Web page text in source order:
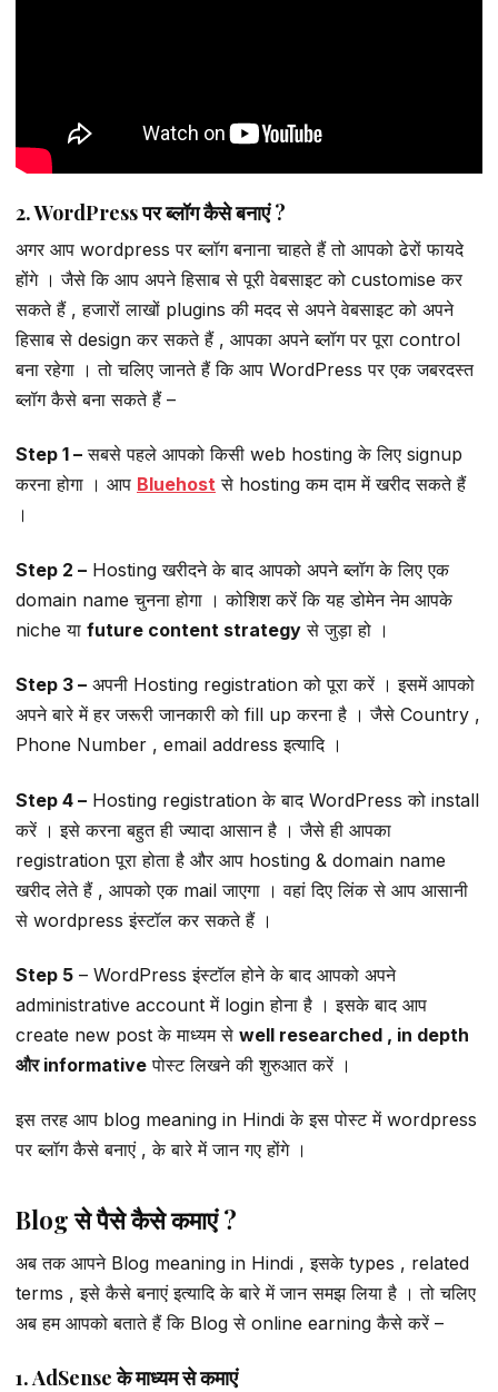
2. WordPress पर ब्लॉग कैसे बनाएं ?
अगर आप wordpress पर ब्लॉग बनाना चाहते हैं तो आपको ढेरों फायदे
होंगे । जैसे कि आप अपने हिसाब से पूरी वेबसाइट को customise कर
सकते हैं , हजारों लाखों plugins की मदद से अपने वेबसाइट को अपने
हिसाब से design कर सकते हैं , आपका अपने ब्लॉग पर पूरा control
बना रहेगा । तो चलिए जानते हैं कि आप WordPress पर एक जबरदस्त
ब्लॉग कैसे बना सकते हैं –
Step 1 – सबसे पहले आपको किसी web hosting के लिए signup
करना होगा । आप Bluehost से hosting कम दाम में खरीद सकते हैं
।
Step 2 – Hosting खरीदने के बाद आपको अपने ब्लॉग के लिए एक
domain name चुनना होगा । कोशिश करें कि यह डोमेन नेम आपके
niche या future content strategy से जुड़ा हो ।
Step 3 – अपनी Hosting registration को पूरा करें । इसमें आपको
अपने बारे में हर जरूरी जानकारी को fill up करना है । जैसे Country ,
Phone Number , email address इत्यादि ।
Step 4 – Hosting registration के बाद WordPress को install
करें । इसे करना बहुत ही ज्यादा आसान है । जैसे ही आपका
registration पूरा होता है और आप hosting & domain name
खरीद लेते हैं , आपको एक mail जाएगा । वहां दिए लिंक से आप आसानी
से wordpress इंस्टॉल कर सकते हैं ।
Step 5 – WordPress इंस्टॉल होने के बाद आपको अपने
administrative account में login होना है । इसके बाद आप
create new post के माध्यम से well researched , in depth
और informative पोस्ट लिखने की शुरुआत करें ।
इस तरह आप blog meaning in Hindi के इस पोस्ट में wordpress
पर ब्लॉग कैसे बनाएं , के बारे में जान गए होंगे ।
Blog से पैसे कैसे कमाएं ?
अब तक आपने Blog meaning in Hindi , इसके types , related
terms , इसे कैसे बनाएं इत्यादि के बारे में जान समझ लिया है । तो चलिए
अब हम आपको बताते हैं कि Blog से online earning कैसे करें –
1. AdSense के माध्यम से कमाएं